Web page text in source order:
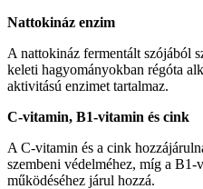
Nattokináz enzim
A nattokináz fermentált szójából
keleti hagyományokban régóta
aktivitású enzimet tartalmaz.
C-vitamin, B1-vitamin és cink
A C-vitamin és a cink
szembeni védelméhez, míg a
működéséhez járul hozzá.